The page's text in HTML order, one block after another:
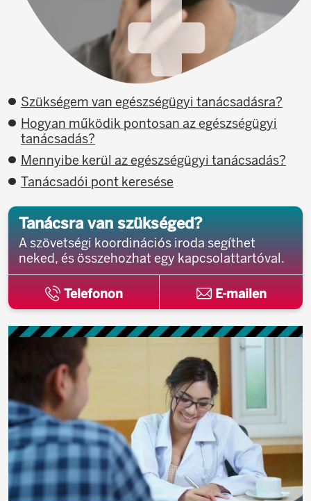
Szükségem van egészségügyi tanácsadásra?
Hogyan működik pontosan az egészségügyi
tanácsadás?
Mennyibe kerül az egészségügyi tanácsadás?
Tanácsadói pont keresése
Tanácsra van szükséged?
A szövetségi koordinációs iroda segíthet
neked, és összehozhat egy kapcsolattartóval.
Telefonon E-mailen